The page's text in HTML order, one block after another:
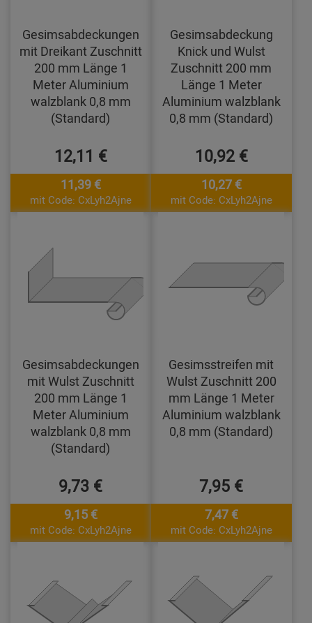
Gesimsabdeckungen
mit Dreikant Zuschnitt
200 mm Länge 1
Meter Aluminium
walzblank 0,8 mm
(Standard)
12,11 €
11,39 €
mit Code: CxLyh2Ajne
Gesimsabdeckung
Knick und Wulst
Zuschnitt 200 mm
Länge 1 Meter
Aluminium walzblank
0,8 mm (Standard)
10,92 €
10,27 €
mit Code: CxLyh2Ajne
Gesimsabdeckungen
mit Wulst Zuschnitt
200 mm Länge 1
Meter Aluminium
walzblank 0,8 mm
(Standard)
9,73 €
9,15 €
mit Code: CxLyh2Ajne
Gesimsstreifen mit
Wulst Zuschnitt 200
mm Länge 1 Meter
Aluminium walzblank
0,8 mm (Standard)
7,95 €
7,47 €
mit Code: CxLyh2Ajne